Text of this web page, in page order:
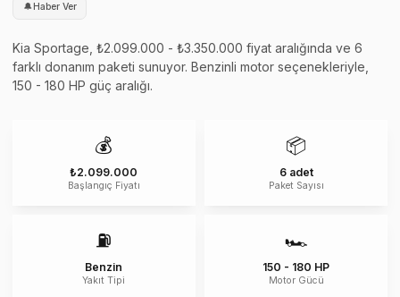
🔔 Haber Ver
Kia Sportage, ₺2.099.000 - ₺3.350.000 fiyat aralığında ve 6
farklı donanım paketi sunuyor. Benzinli motor seçenekleriyle,
150 - 180 HP güç aralığı.
💰
₺2.099.000
Başlangıç Fiyatı
📦
6 adet
Paket Sayısı
⛽
Benzin
Yakıt Tipi
🏎️
150 - 180 HP
Motor Gücü